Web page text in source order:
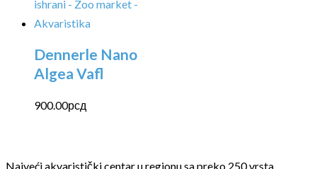
Dennerle Nano
Algea Vafl
900.00рсд
Najveći akvaristički centar u regionu sa preko 250 vrsta